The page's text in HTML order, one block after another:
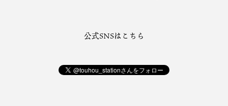
公式SNSはこちら